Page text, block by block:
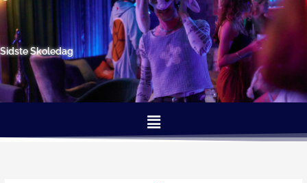
Gå
indholdet
Sidste Skoledag
Menu